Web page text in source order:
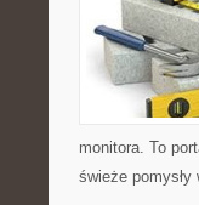
monitora. To
świeże